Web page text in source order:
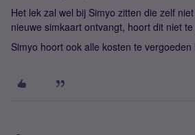
Het lek zal wel bij Simyo zitten die zelf
nieuwe simkaart ontvangt, hoort dit niet
Simyo hoort ook alle kosten te vergoeden